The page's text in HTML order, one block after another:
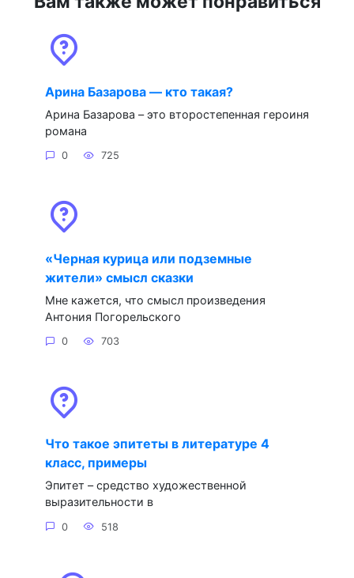
Арина Базарова — кто такая?
Арина Базарова – это второстепенная героиня
романа
0 725
«Черная курица или подземные
жители» смысл сказки
Мне кажется, что смысл произведения
Антония Погорельского
0 703
Что такое эпитеты в литературе 4
класс, примеры
Эпитет – средство художественной
выразительности в
0 518